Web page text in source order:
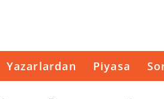
Yazarlardan Piyasa